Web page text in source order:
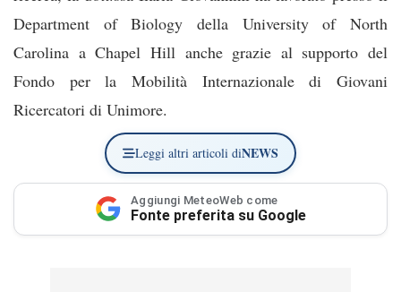
Department of Biology della University of North
Carolina a Chapel Hill anche grazie al supporto del
Fondo per la Mobilità Internazionale di Giovani
Ricercatori di Unimore.
Leggi altri articoli diNEWS
Aggiungi MeteoWeb come
Fonte preferita su Google